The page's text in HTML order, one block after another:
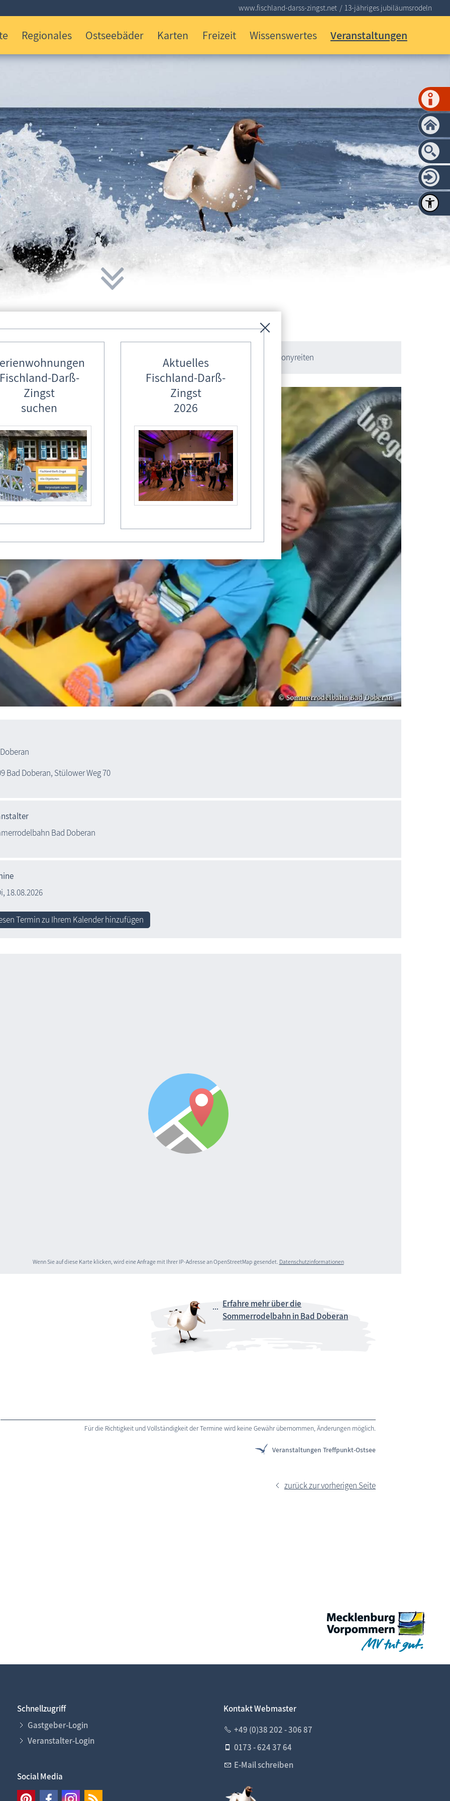
Regionales Ostseebäder Karten Freizeit Wissenswertes Veranstaltungen
Fischland-Darß-Zingst Allgemein
www.fischland-darss-zingst.net 13-jähriges jubiläumsrodeln
Jubiläumsrodeln
&amp; Wurst vom Grill, Stockbrot, Kinderschminken, Musik, Glücksrad, Spiele, Ponyreiten
Bad Doberan, Stülower Weg 70
Bad Doberan
18.08.2026
Termin zu Ihrem Kalender hinzufügen
Wenn Sie auf diese Karte klicken, wird eine Anfrage mit Ihrer IP-Adresse an OpenStreetMap gesendet. Datenschutzinformationen
Erfahre mehr über die
Sommerrodelbahn in Bad Doberan
Für die Richtigkeit und Vollständigkeit der Termine wird keine Gewähr übernommen, Änderungen möglich.
Veranstaltungen Treffpunkt-Ostsee
zurück zur vorherigen Seite
Darß-
Zingst
suchen
Aktuelles
Fischland-Darß-
Zingst
2026
Schnellzugriff
Gastgeber-Login
Veranstalter-Login
Social Media
Kontakt Webmaster
+49 (0)38 202 - 306 87
0173 - 624 37 64
E-Mail schreiben